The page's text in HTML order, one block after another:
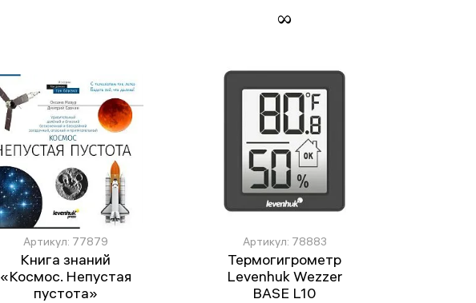
Артикул: 77879
Книга знаний
«Космос. Непустая
пустота»
Артикул: 78883
Термогигрометр
Levenhuk Wezzer
BASE L10